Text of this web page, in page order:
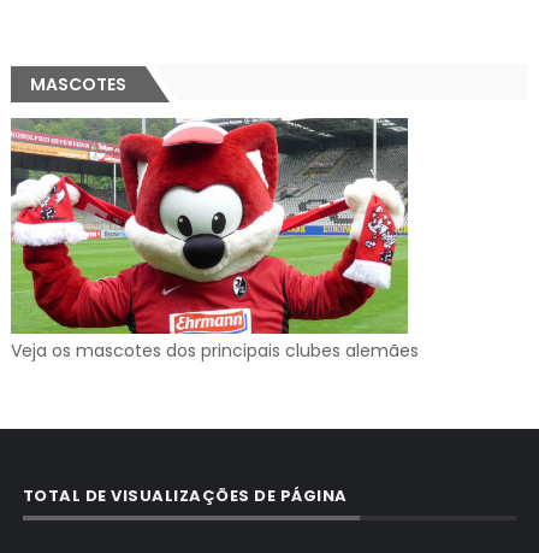
MASCOTES
Veja os mascotes dos principais clubes alemães
TOTAL DE VISUALIZAÇÕES DE PÁGINA